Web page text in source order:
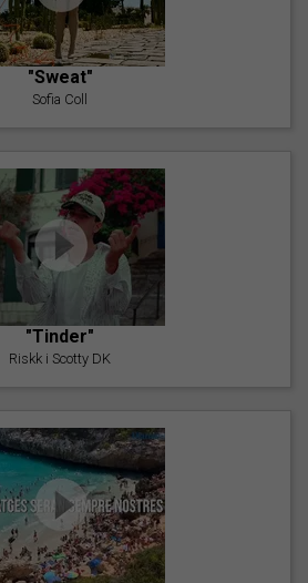
"Sweat"
Sofia Coll
"Tinder"
Riskk i Scotty DK